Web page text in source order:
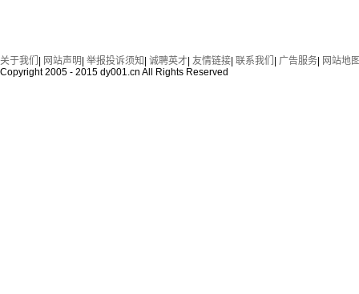
关于我们 网站声明 举报投诉须知 诚聘英才 友情链接 联系我们 广告服务 网站地
Copyright 2005 - 2015 dy001.cn All Rights Reserved